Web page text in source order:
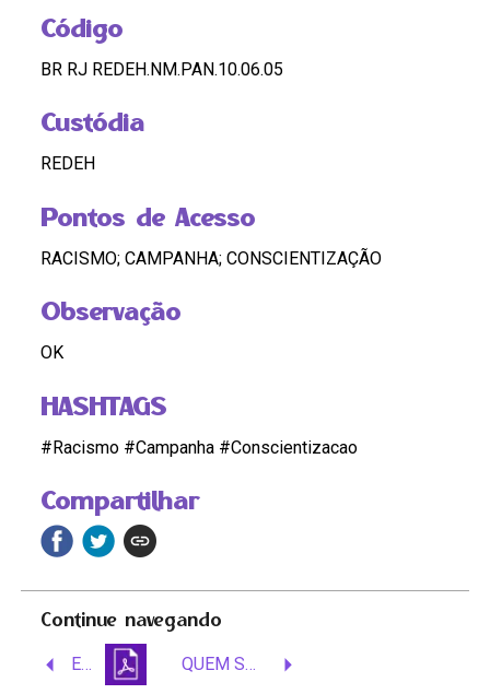
Compartilhar
Código
BR RJ REDEH.NM.PAN.10.06.05
Custódia
REDEH
Pontos de Acesso
RACISMO; CAMPANHA; CONSCIENTIZAÇÃO
Observação
OK
HASHTAGS
#Racismo #Campanha #Conscientizacao
Continue navegando
Em um país de todos, o respeito também é de todos. QUEM SOMOS